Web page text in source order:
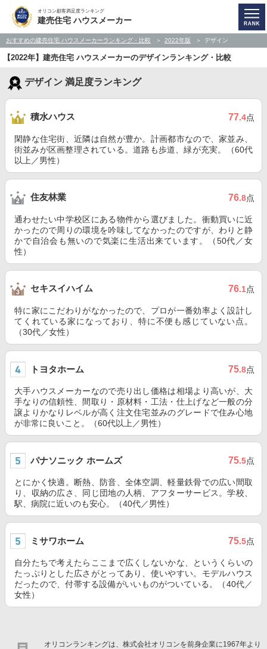
オリコン顧客満足度ランキング
建売住宅 ハウスメーカー
おすすめの建売住宅 ハウスメーカーランキング・比較 2022年版 デザイン
【2022年】建売住宅 ハウスメーカーのデザインランキング・比較
デザイン 満足度ランキング
積水ハウス 77.4点
閑静な住宅街、近隣は自然が豊か。計画都市なので、家並み、
街並みが区画整理されている。道路も歩道、緑が充実。（60代
以上／男性）
住友林業 76.8点
通わせたい中学校区にある物件から選びました。衝動買いに近
かったので周りの環境を吟味してなかったのですが、わりと静
かで自治会も無いので気楽に生活出来ています。（50代／女
性）
セキスイハイム 76.1点
特に家にこだわりがなかったので、プロが一番効率よく設計し
てくれている家になっており、特に不便も感じていない点。
（30代／女性）
トヨタホーム 75.8点
大手ハウスメーカーなので売り出し価格は相場より高いが、大
手なりの信頼性、間取り・原材料・工法・仕上げなど一般の分
譲よりかなりレベルが高く注文住宅並みのグレードで住み心地
が非常に良いこと。（60代以上／男性）
パナソニック ホームズ 75.5点
とにかく快適。断熱、防音、全体空調、軽量鉄骨での広い間取
り、収納の広さ、同じ団地の人柄、アフターサービス。学校、
駅、病院に近いのも安心。（40代／男性）
ミサワホーム 75.5点
自分たちで考えたらここまで広くしないかな、というくらいの
たっぷりとした広さがとってあり、使いやすい。モデルハウス
だったので、付帯する設備がいいものがついている。（40代／
女性）
オリコンランキングは、株式会社オリコンを前身企業に1967年より